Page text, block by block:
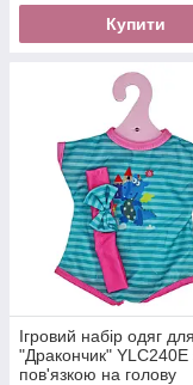
Купити
Ігровий набір одяг
"Дракончик" YLC240E
пов'язкою на голову